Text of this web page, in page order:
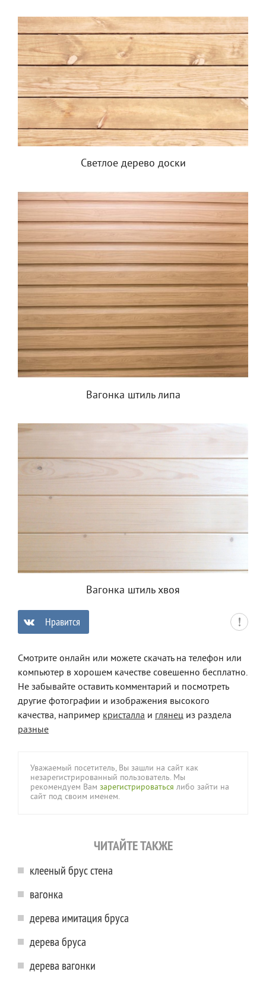
Светлое дерево доски
Вагонка штиль липа
Вагонка штиль хвоя
Нравится
Смотрите онлайн или можете скачать на телефон или
компьютер в хорошем качестве совешенно бесплатно.
Не забывайте оставить комментарий и посмотреть
другие фотографии и изображения высокого
качества, например кристалла и глянец из раздела
разные
Уважаемый посетитель, Вы зашли на сайт как
незарегистрированный пользователь. Мы
рекомендуем Вам зарегистрироваться либо зайти на
сайт под своим именем.
ЧИТАЙТЕ ТАКЖЕ
клееный брус стена
вагонка
дерева имитация бруса
дерева бруса
дерева вагонки